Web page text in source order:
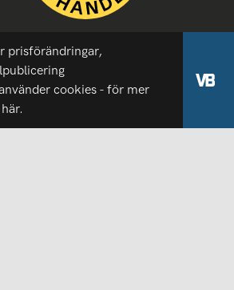
prisförändringar,
cookies - för mer